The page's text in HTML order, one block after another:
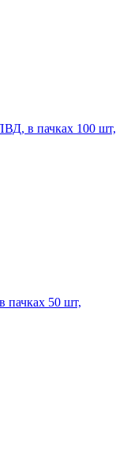
в пачках 100 шт,
50 шт,